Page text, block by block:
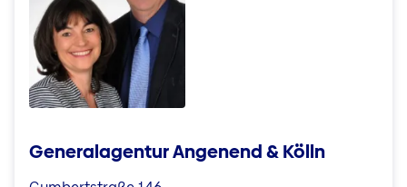
Generalagentur Angenend & Kölln